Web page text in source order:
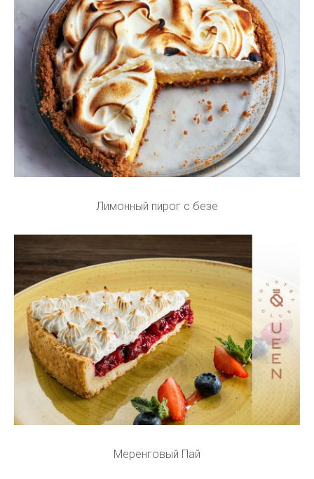
Лимонный пирог с безе
Меренговый Пай